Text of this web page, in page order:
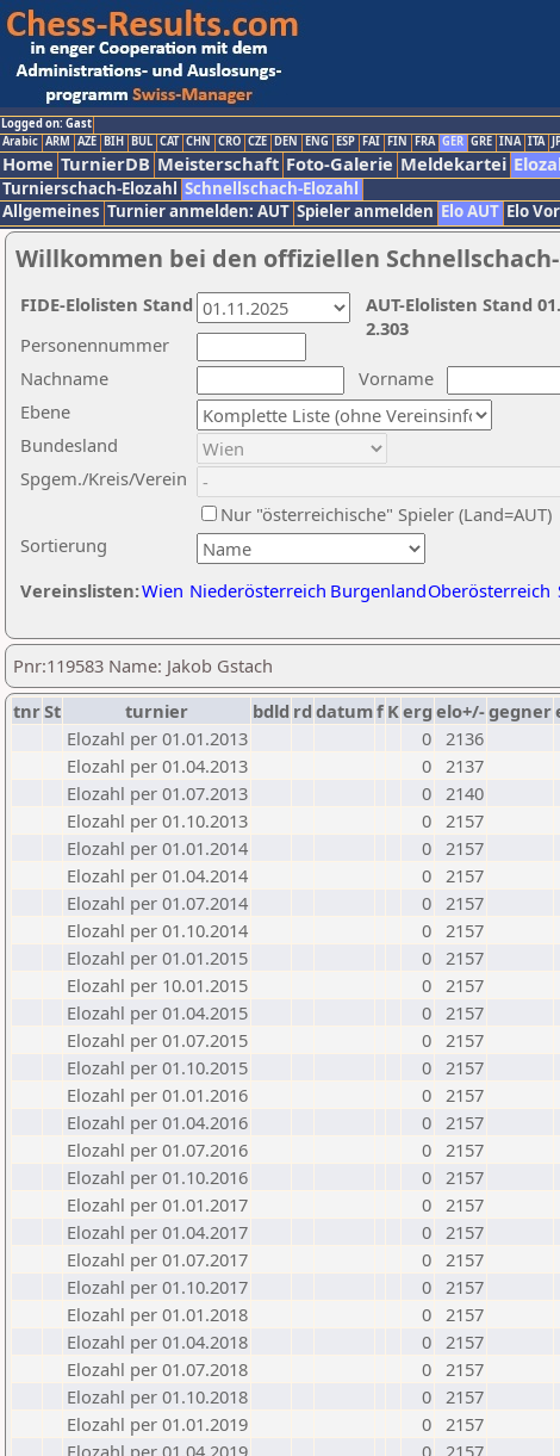
Logged on: Gast
Arabic ARM AZE BIH BUL CAT CHN CRO CZE DEN ENG ESP FAI FIN FRA GER GRE INA ITA
Home TurnierDB Meisterschaft Foto-Galerie Meldekartei
Turnierschach-Elozahl Schnellschach-Elozahl
Allgemeines Turnier anmelden: AUT Spieler anmelden Elo AUT Elo
Willkommen bei den offiziellen Schnellschach-
Nachname
Vorname
Ebene
Sortierung
Personennummer
Bundesland
Spgem./Kreis/Verein
Nur "österreichische" Spieler (Land=AUT)
Vereinslisten:Wien Niederösterreich BurgenlandOberösterreich
AUT-Elolisten Stand
2.303
FIDE-Elolisten Stand
Pnr:119583 Name: Jakob Gstach
tnrSt turnier bdld rd datumf Kerg elo+/-gegner
Elozahl per 01.01.2013
0 2136
Elozahl per 01.04.2013
0 2137
Elozahl per 01.07.2013
0 2140
Elozahl per 01.10.2013
0 2157
Elozahl per 01.01.2014
0 2157
Elozahl per 01.04.2014
0 2157
Elozahl per 01.07.2014
0 2157
Elozahl per 01.10.2014
0 2157
Elozahl per 01.01.2015
0 2157
Elozahl per 10.01.2015
0 2157
Elozahl per 01.04.2015
0 2157
Elozahl per 01.07.2015
0 2157
Elozahl per 01.10.2015
0 2157
Elozahl per 01.01.2016
0 2157
Elozahl per 01.04.2016
0 2157
Elozahl per 01.07.2016
0 2157
Elozahl per 01.10.2016
0 2157
Elozahl per 01.01.2017
0 2157
Elozahl per 01.04.2017
0 2157
Elozahl per 01.07.2017
0 2157
Elozahl per 01.10.2017
0 2157
Elozahl per 01.01.2018
0 2157
Elozahl per 01.04.2018
0 2157
Elozahl per 01.07.2018
0 2157
Elozahl per 01.10.2018
0 2157
Elozahl per 01.01.2019
0 2157
Elozahl per 01.04.2019
0 2157